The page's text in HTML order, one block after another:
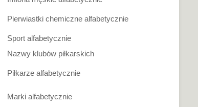
Pierwiastki chemiczne alfabetycznie
Sport alfabetycznie
Nazwy klubów piłkarskich
Piłkarze alfabetycznie
Marki alfabetycznie